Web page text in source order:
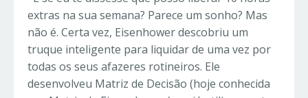
extras na sua semana? Parece um sonho? Mas
não é. Certa vez, Eisenhower descobriu um
truque inteligente para liquidar de uma vez por
todas os seus afazeres rotineiros. Ele
desenvolveu Matriz de Decisão (hoje conhecida